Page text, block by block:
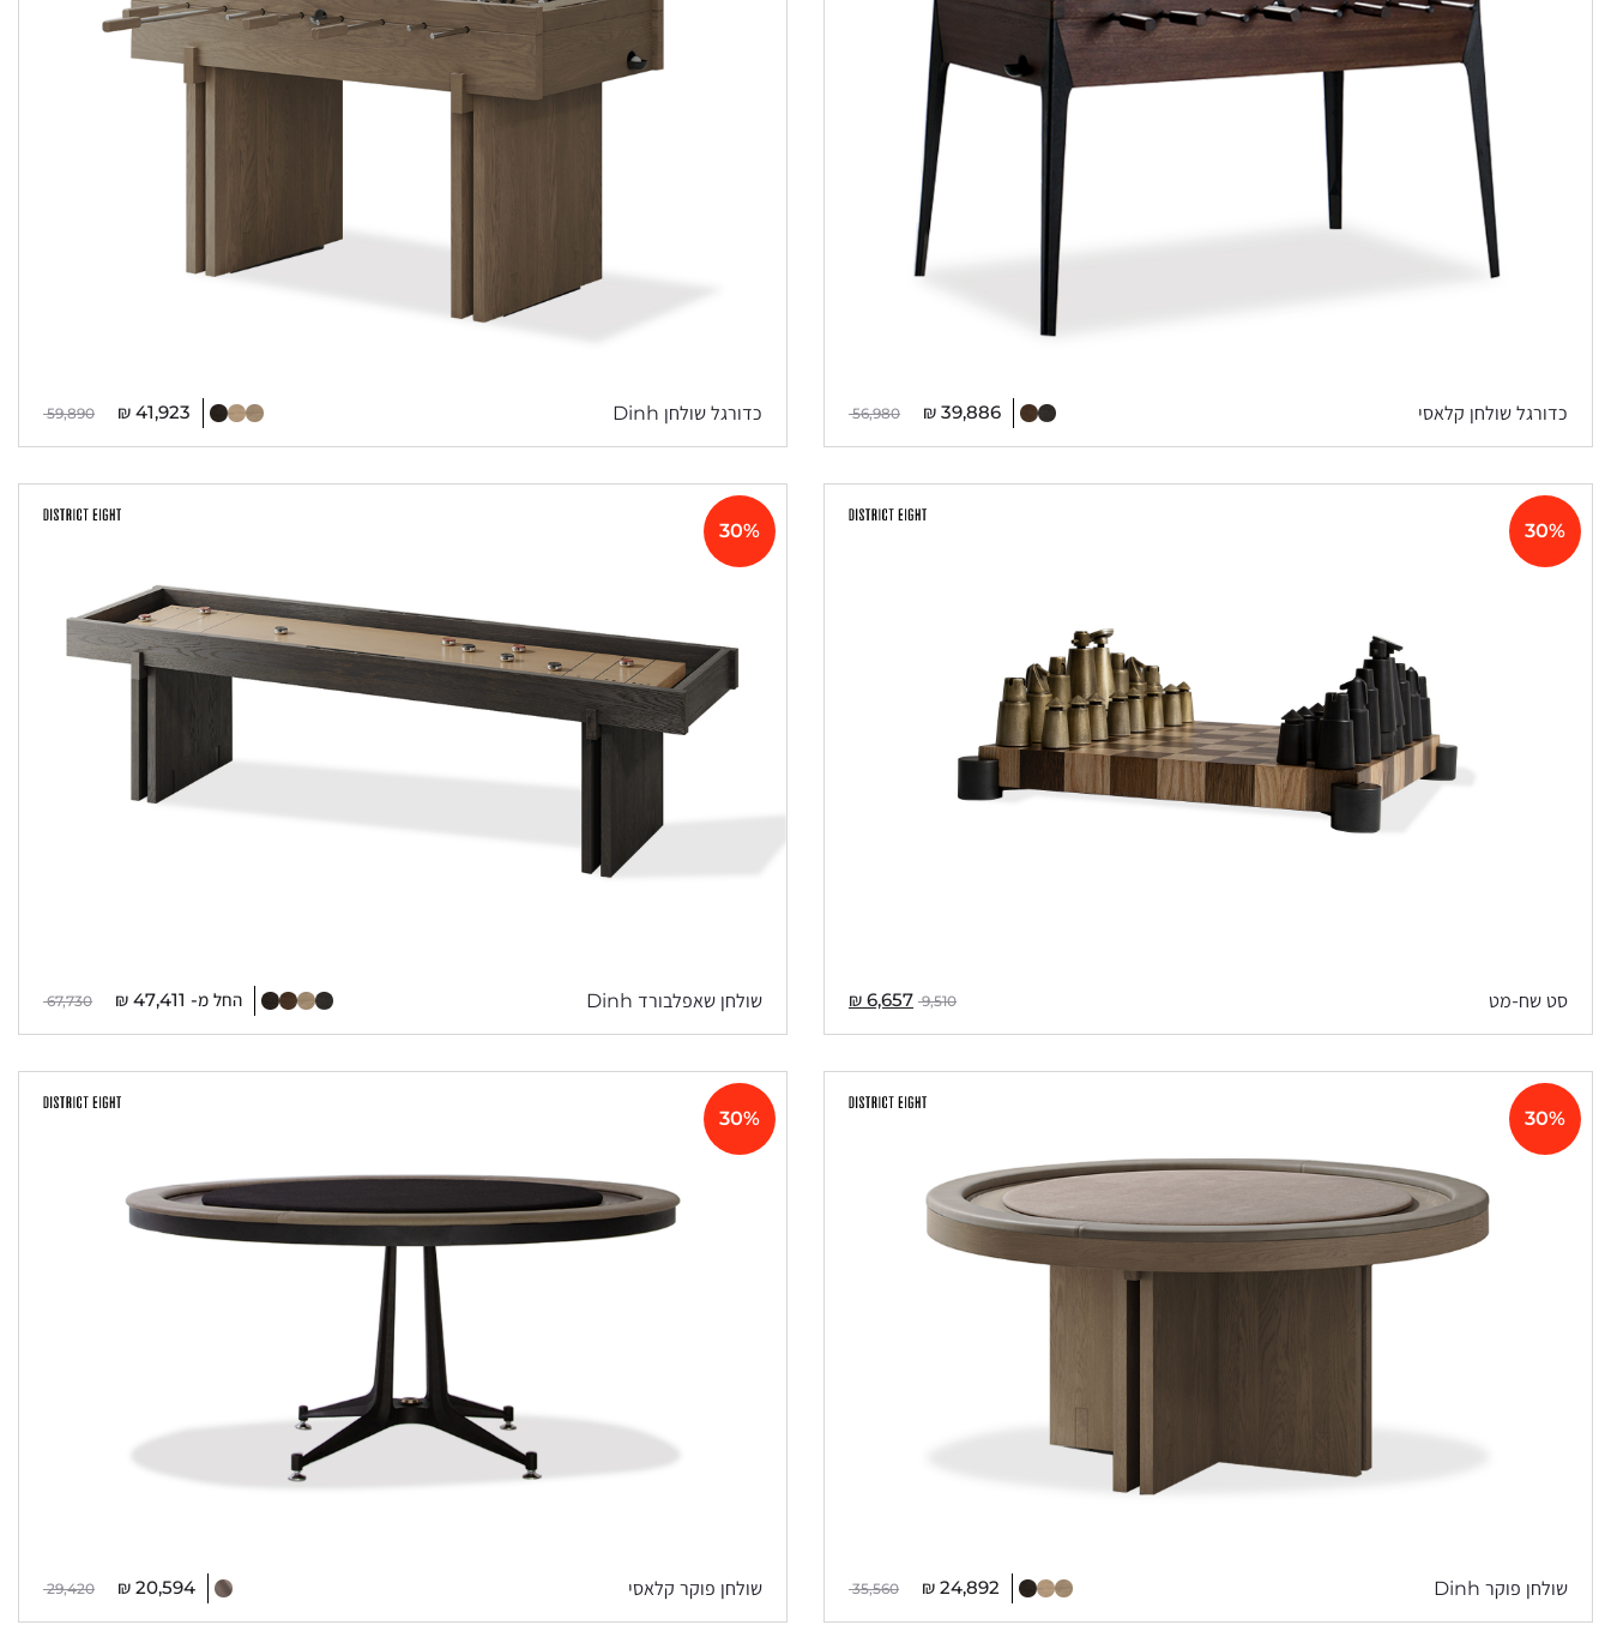
כדורגל שולחן קלאסי 39,886
₪
56,980 כדורגל שולחן Dinh 41,923
₪
59,890
סט שח-מט
30%
9,510
6,657
₪ שולחן שאפלבורד Dinh
30%
החל מ- 47,411
₪
67,730
שולחן פוקר Dinh
30%
24,892
₪
35,560 שולחן פוקר קלאסי
30%
20,594
₪
29,420